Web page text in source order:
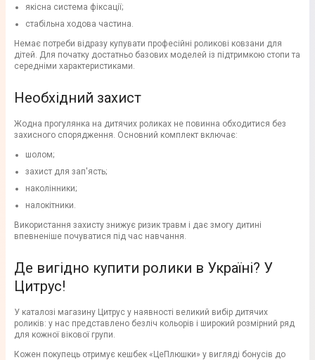
якісна система фіксації;
стабільна ходова частина.
Немає потреби відразу купувати професійні роликові ковзани для
дітей. Для початку достатньо базових моделей із підтримкою стопи та
середніми характеристиками.
Необхідний захист
Жодна прогулянка на дитячих роликах не повинна обходитися без
захисного спорядження. Основний комплект включає:
шолом;
захист для зап'ясть;
наколінники;
налокітники.
Використання захисту знижує ризик травм і дає змогу дитині
впевненіше почуватися під час навчання.
Де вигідно купити ролики в Україні? У
Цитрус!
У каталозі магазину Цитрус у наявності великий вибір дитячих
роликів: у нас представлено безліч кольорів і широкий розмірний ряд
для кожної вікової групи.
Кожен покупець отримує кешбек «ЦеПлюшки» у вигляді бонусів до